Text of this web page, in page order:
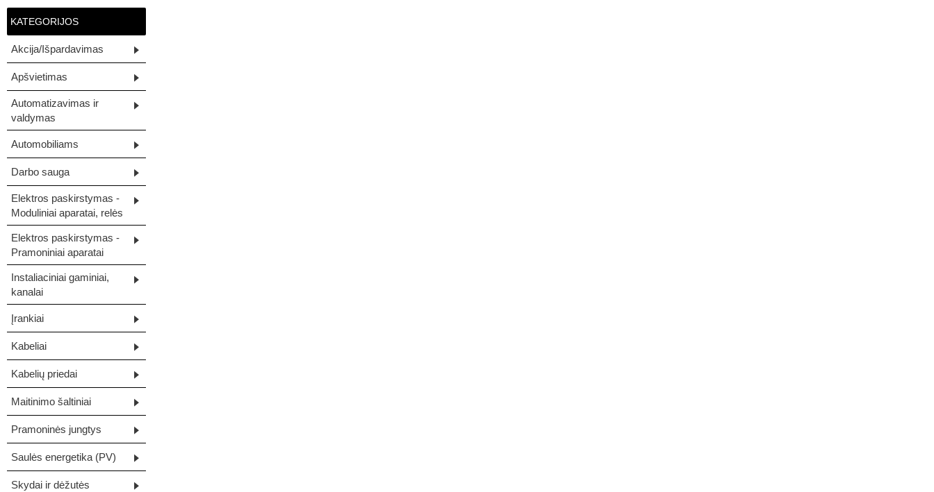
ikelta202504 (1)
tekamat (1)
KATEGORIJOS
Akcija/Išpardavimas
Apšvietimas
Automatizavimas ir
valdymas
Automobiliams
Darbo sauga
Elektros paskirstymas -
Moduliniai aparatai, relės
Elektros paskirstymas -
Pramoniniai aparatai
Instaliaciniai gaminiai,
kanalai
Įrankiai
Kabeliai
Kabelių priedai
Maitinimo šaltiniai
Pramoninės jungtys
Saulės energetika (PV)
Skydai ir dėžutės